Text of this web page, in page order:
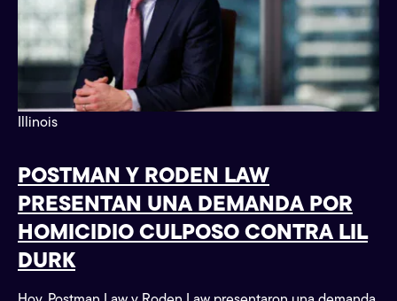
Illinois
POSTMAN Y RODEN LAW
PRESENTAN UNA DEMANDA POR
HOMICIDIO CULPOSO CONTRA LIL
DURK